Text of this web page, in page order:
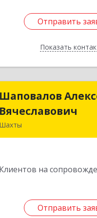
Отправить
Показать
Отправить
Назад
Шаповалов
Вячеславович
Шахты
Клиентов на
Отправить
Шаповалов
Отправить